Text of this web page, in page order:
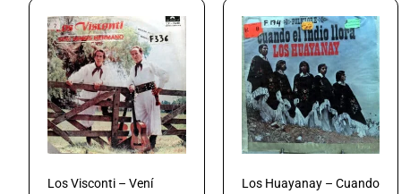
Los Visconti – Vení
Los Huayanay – Cuando